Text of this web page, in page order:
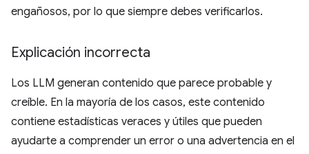
engañosos, por lo que siempre debes verificarlos.
Explicación incorrecta
Los LLM generan contenido que parece probable y
creíble. En la mayoría de los casos, este contenido
contiene estadísticas veraces y útiles que pueden
ayudarte a comprender un error o una advertencia en el